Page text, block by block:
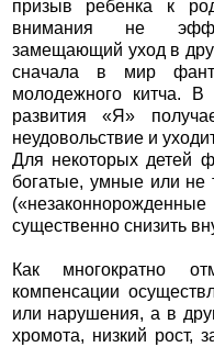
призыв ребенка к
внимания не
замещающий уход в
сначала в мир
молодежного китча.
развития «Я»
неудовольствие и
Для некоторых детей
богатые, умные или не
существенно снизить
Как многократно
компенсации
или нарушения, а в
хромота, низкий рост,